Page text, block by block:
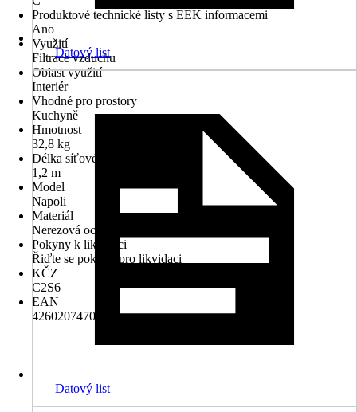
Produktové technické listy s EEK informacemi
Ano
Využití
Filtrace vzduchu
Oblast využití
Interiér
Vhodné pro prostory
Kuchyně
Hmotnost
32,8 kg
Délka síťového kabelu
1,2 m
Model
Napoli
Materiál
Nerezová ocel, Sklo
Pokyny k likvidaci
Řiďte se pokyny pro likvidaci
KČZ
C2S6
EAN
4260207470587
Datový list
Datový list